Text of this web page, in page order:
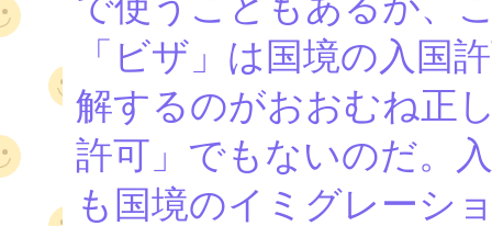
「ビザ」は国境の入国
解するのがおおむね正
許可」でもないのだ。
も国境のイミグレーシ